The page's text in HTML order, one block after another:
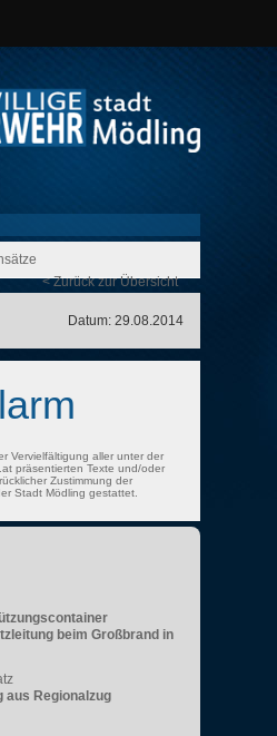
< Zurück zur Übersicht
Datum: 29.08.2014
Vervielfältigung aller unter der
präsentierten Texte und/oder
Zustimmung der
Stadt Mödling gestattet.
beim Großbrand in
aus Regionalzug